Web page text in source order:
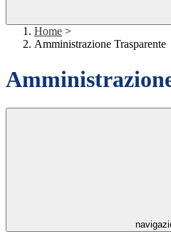
Home >
Amministrazione Trasparente